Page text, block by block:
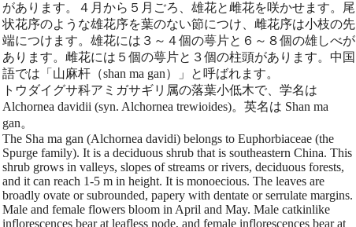
があります。４月から５月ごろ、雄花と雌花を咲かせます。尾
状花序のような雄花序を葉のない節につけ、雌花序は小枝の先
端につけます。雄花には３～４個の萼片と６～８個の雄しべが
あります。雌花には５個の萼片と３個の柱頭があります。中国
語では「山麻杆（shan ma gan）」と呼ばれます。
トウダイグサ科アミガサギリ属の落葉小低木で、学名は
Alchornea davidii (syn. Alchornea trewioides)。英名は Shan ma
gan。
The Sha ma gan (Alchornea davidi) belongs to Euphorbiaceae (the
Spurge family). It is a deciduous shrub that is southeastern China. This
shrub grows in valleys, slopes of streams or rivers, deciduous forests,
and it can reach 1-5 m in height. It is monoecious. The leaves are
broadly ovate or subrounded, papery with dentate or serrulate margins.
Male and female flowers bloom in April and May. Male catkinlike
inflorescences bear at leafless node, and female inflorescences bear at